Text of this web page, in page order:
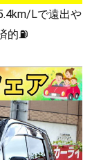
Lで遠出や
的⛽